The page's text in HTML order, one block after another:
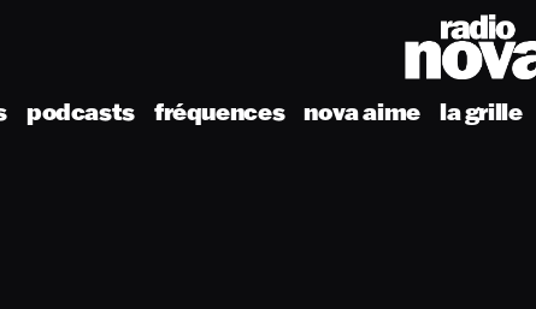
podcasts fréquences nova aime la grille